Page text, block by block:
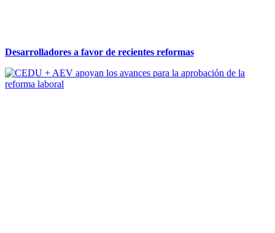
Desarrolladores a favor de recientes reformas